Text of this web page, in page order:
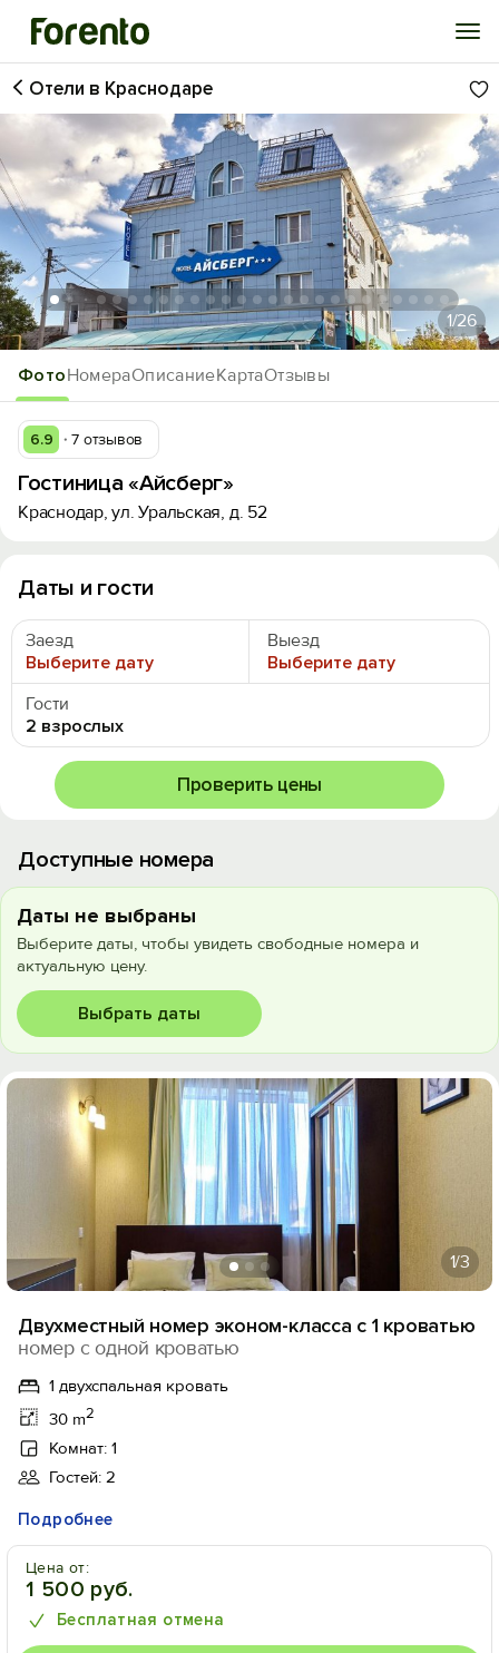
Войти
Избранное
История просмотра
Добавить свой объект
ФотоНомераОписаниеКартаОтзывы
Отели в Краснодаре
1/26
6.9 7 отзывов
Гостиница «Айсберг»
Краснодар, ул. Уральская, д. 52
Даты и гости
Заезд
Выберите дату
Выезд
Выберите дату
Гости
2 взрослых
Проверить цены
Доступные номера
Даты не выбраны
Выберите даты, чтобы увидеть свободные номера и
актуальную цену.
Выбрать даты
1/3
Двухместный номер эконом-класса с 1 кроватью
номер с одной кроватью
1 двухспальная кровать
30 m2
Комнат: 1
Гостей: 2
Подробнее
Цена от:
1 500 руб.
Бесплатная отмена